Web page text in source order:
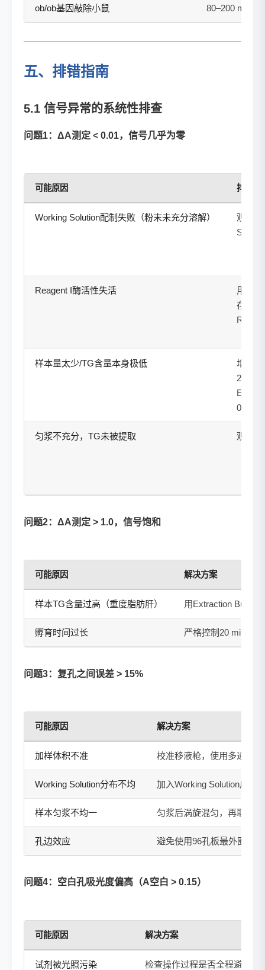
ob/ob基因敲除小鼠 80–200 mg/g
五、排错指南
5.1 信号异常的系统性排查
问题1：ΔA测定 < 0.01，信号几乎为零
可能原因 排查方
Working Solution配制失败（粉末未充分溶解）
观察
Reagent I酶活性失活
用新
存条
样本量太少/TG含量本身极低
增加
20 μL
0 μL）
匀浆不充分，TG未被提取 观察
问题2：ΔA测定 > 1.0，信号饱和
可能原因 解决方案
样本TG含量过高（重度脂肪肝） 用Extraction Buffer
孵育时间过长 严格控制20 min，
问题3：复孔之间误差 > 15%
可能原因 解决方案
加样体积不准 校准移液枪，使用多通道
Working Solution分布不均 加入Working Solution后充
样本匀浆不均一 匀浆后涡旋混匀，再取样
孔边效应 避免使用96孔板最外圈一
问题4：空白孔吸光度偏高（A空白 > 0.15）
可能原因 解决方案
试剂被光照污染 检查操作过程是否全程避光，